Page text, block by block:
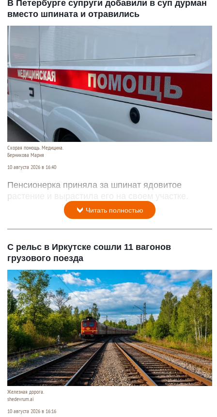
В Петербурге супруги добавили в суп дурман
вместо шпината и отравились
Скорая помощь. Медицина.
Берникова Мария
10 августа 2026 в 16:40
Пенсионерка приняла за шпинат ядовитое
растение и вырастила его на своем участке.
Читать полностью
С рельс в Иркутске сошли 11 вагонов
грузового поезда
Железная дорога.
shedevrum.ai
10 августа 2026 в 16:16